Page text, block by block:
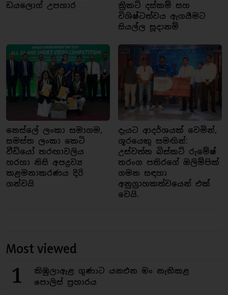
ඩයලොග් උපහාර
ක්‍රිකට් දස්කම් සහ
විශිෂ්ටත්වය ඇගයීමට
සියල්ල සූදානම්
නෙස්ලේ ලංකා සමාගම,
සමස්ත ලංකා කෙටි
වීඩියෝ තරඟාවලිය
හරහා නිසි අපද්‍රව්‍ය
කළමනාකරණය දිරි
ගන්වයි
දැයට ආදර්ශයක් වෙමින්,
ශූරයෙකු සමඟින්:
උස්වත්ත බිස්කට් රුමේෂ්
තරංග පතිරගේ ඔලිම්පික්
ගමන සඳහා
අනුග්‍රාහකත්වයෙන් එක්
වෙයි.
Most viewed
1
කිඹුලාඇළ ගුණාට යනඑන මං නැතිකළ
පොලිස් ප්‍රහාරය